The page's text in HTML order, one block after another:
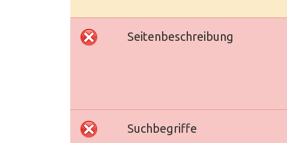
Seitenbeschreibung
Suchbegriffe